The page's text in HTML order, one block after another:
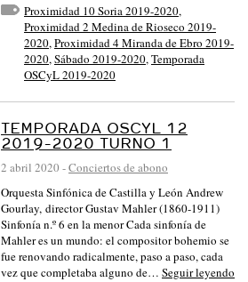
Proximidad 10 Soria 2019-2020,
Proximidad 2 Medina de Rioseco 2019-
2020,Proximidad 4 Miranda de Ebro 2019-
2020,Sábado 2019-2020,Temporada
OSCyL 2019-2020
TEMPORADA OSCYL 12
2019-2020 TURNO 1
2 abril 2020 -Conciertos de abono
Orquesta Sinfónica de Castilla y León Andrew
Gourlay, director Gustav Mahler (1860-1911)
Sinfonía n.º 6 en la menor Cada sinfonía de
Mahler es un mundo: el compositor bohemio se
fue renovando radicalmente, paso a paso, cada
vez que completaba alguno de… Seguir leyendo